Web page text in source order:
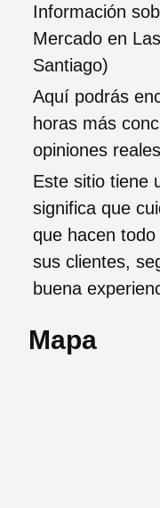
Información
Mercado en
Santiago)
Aquí podrás
horas más
opiniones
Este sitio tiene
significa que
que hacen
sus clientes,
buena
Mapa